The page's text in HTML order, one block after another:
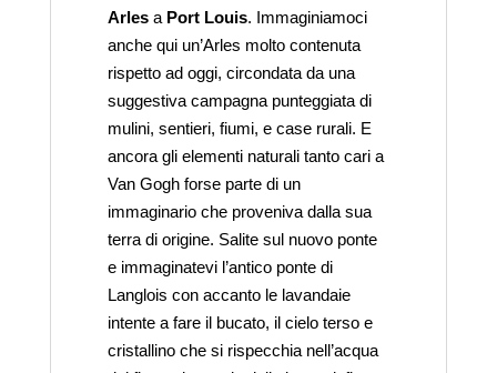
Arlesa Port Louis. Immaginiamoci
anche qui un’Arles molto contenuta
rispetto ad oggi, circondata da una
suggestiva campagna punteggiata di
mulini, sentieri, fiumi, e case rurali. E
ancora gli elementi naturali tanto cari a
Van Gogh forse parte di un
immaginario che proveniva dalla sua
terra di origine. Salite sul nuovo ponte
e immaginatevi l’antico ponte di
Langlois con accanto le lavandaie
intente a fare il bucato, il cielo terso e
cristallino che si rispecchia nell’acqua